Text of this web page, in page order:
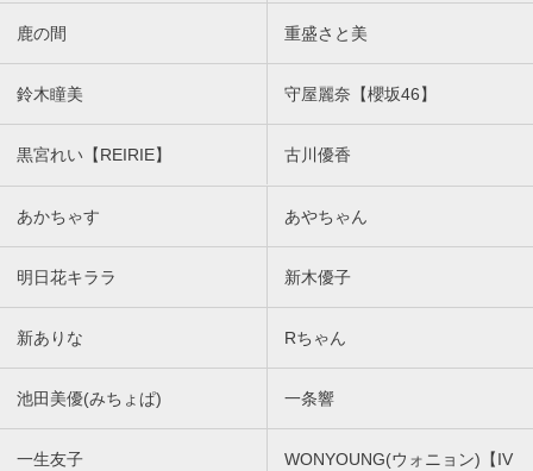
鹿の間 重盛さと美
鈴木瞳美 守屋麗奈【櫻坂46】
黒宮れい【REIRIE】 古川優香
あかちゃす あやちゃん
明日花キララ 新木優子
新ありな Rちゃん
池田美優(みちょぱ) 一条響
一生友子
WONYOUNG(ウォニョン)【IV